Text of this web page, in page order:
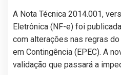
A Nota Técnica 2014.001,
Eletrônica (NF-e) foi
com alterações nas regras
em Contingência (EPEC). A
validação que passará a